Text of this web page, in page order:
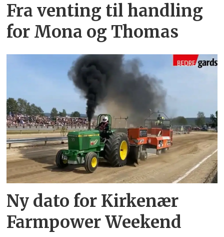
Fra venting til handling
for Mona og Thomas
Ny dato for Kirkenær
Farmpower Weekend